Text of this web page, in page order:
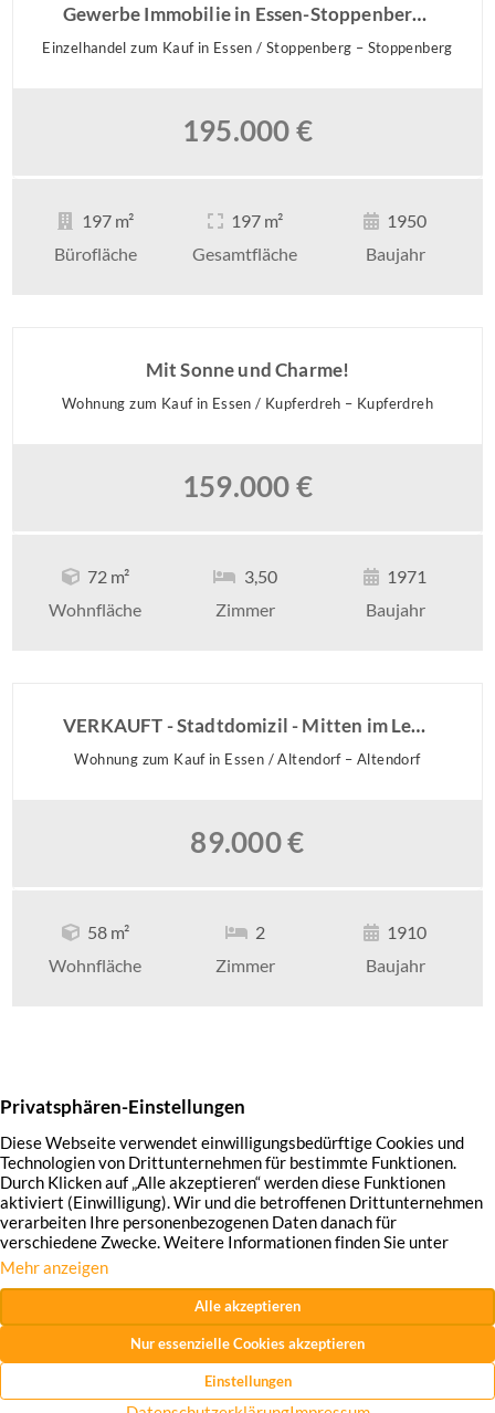
Gewerbe Immobilie in Essen-Stoppenberg – Perfekt für Praxis oder Büro
Einzelhandel zum Kauf in Essen / Stoppenberg – Stoppenberg
195.000 €
197 m²
Bürofläche
197 m²
Gesamtfläche
1950
Baujahr
Mit Sonne und Charme!
Wohnung zum Kauf in Essen / Kupferdreh – Kupferdreh
159.000 €
72 m²
Wohnfläche
3,50
Zimmer
1971
Baujahr
VERKAUFT - Stadtdomizil - Mitten im Leben
Wohnung zum Kauf in Essen / Altendorf – Altendorf
89.000 €
58 m²
Wohnfläche
2
Zimmer
1910
Baujahr
1 3 4
Hirschmann Immobilien GmbH
ImpressumDatenschutzhinweiseWiderrufsrechtAGB